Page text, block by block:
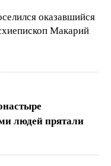
оказавшийся
Макарий
людей прятали